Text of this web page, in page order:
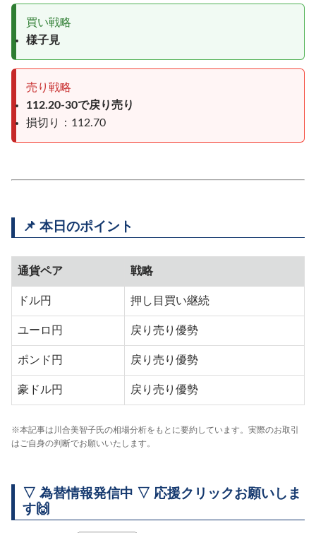
買い戦略
様子見
売り戦略
112.20-30で戻り売り
損切り：112.70
📌 本日のポイント
通貨ペア 戦略
ドル円 押し目買い継続
ユーロ円 戻り売り優勢
ポンド円 戻り売り優勢
豪ドル円 戻り売り優勢
※本記事は川合美智子氏の相場分析をもとに要約しています。実際のお取引
はご自身の判断でお願いいたします。
▽ 為替情報発信中 ▽ 応援クリックお願いしま
す🙌